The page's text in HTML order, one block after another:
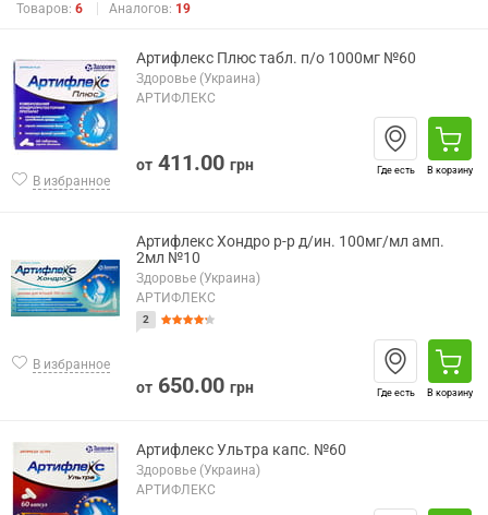
Товаров: 6 Аналогов: 19
В избранное
Артифлекс Плюс табл. п/о 1000мг №60
Здоровье (Украина)
АРТИФЛЕКС
от 411.00 грн Где есть В корзину
В избранное
Артифлекс Хондро р-р д/ин. 100мг/мл амп.
2мл №10
Здоровье (Украина)
АРТИФЛЕКС
2
от 650.00 грн Где есть В корзину
Артифлекс Ультра капс. №60
Здоровье (Украина)
АРТИФЛЕКС